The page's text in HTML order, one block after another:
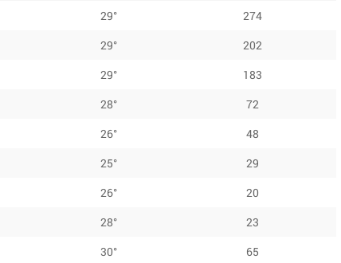
29°
274
29°
202
29°
183
28°
72
26°
48
25°
29
26°
20
28°
23
30°
65